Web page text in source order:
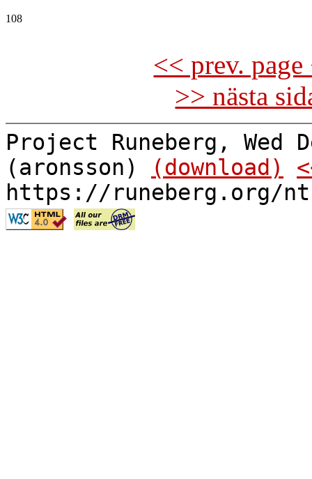
108
<< prev.
>> nästa
Project Runeberg, Wed
(aronsson)
(download)
https://runeberg.org/